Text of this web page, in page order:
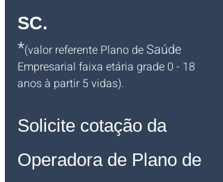
SC.
*(valor referente Plano de Saúde
Empresarial faixa etária grade 0 - 18
anos à partir 5 vidas).
Solicite cotação da
Operadora de Plano de